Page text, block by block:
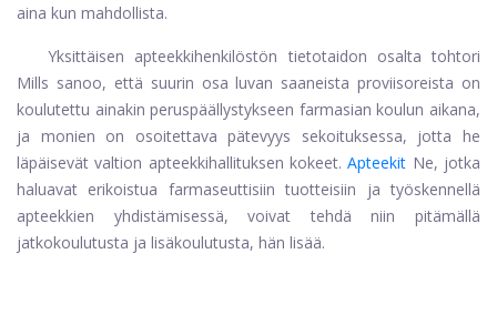
aina kun mahdollista.
Yksittäisen apteekkihenkilöstön tietotaidon osalta tohtori
Mills sanoo, että suurin osa luvan saaneista proviisoreista on
koulutettu ainakin peruspäällystykseen farmasian koulun aikana,
ja monien on osoitettava pätevyys sekoituksessa, jotta he
läpäisevät valtion apteekkihallituksen kokeet. Apteekit Ne, jotka
haluavat erikoistua farmaseuttisiin tuotteisiin ja työskennellä
apteekkien yhdistämisessä, voivat tehdä niin pitämällä
jatkokoulutusta ja lisäkoulutusta, hän lisää.